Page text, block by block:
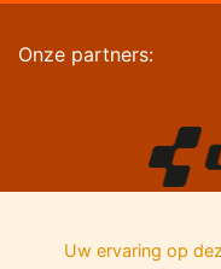
Onze partners:
Uw ervaring op